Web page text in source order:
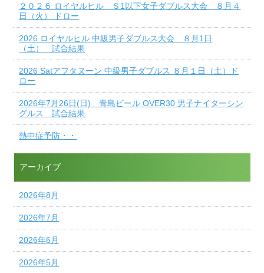
２０２６ ロイヤルヒル Ｓ1以下女子ダブルス大会 ８月４
日（火） ドロー
2026 ロイヤルヒル 中級男子ダブルス大会 ８月1日
（土） 試合結果
2026 Satアフタヌーン 中級男子ダブルス ８月１日（土）ド
ロー
2026年7月26日(日) 青島ビール OVER30 男子ナイターシン
グルス 試合結果
熱中症予防・・
アーカイブ
2026年8月
2026年7月
2026年6月
2026年5月